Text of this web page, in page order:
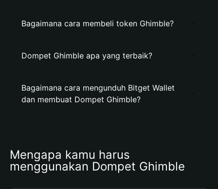
Bagaimana cara membeli token Ghimble?
Dompet Ghimble apa yang terbaik?
Bagaimana cara mengunduh Bitget Wallet
dan membuat Dompet Ghimble?
Mengapa kamu harus
menggunakan Dompet Ghimble